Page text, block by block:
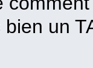
un